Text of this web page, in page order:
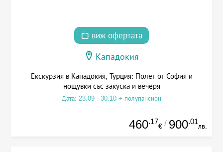
виж офертата
Кападокия
Екскурзия в Кападокия, Турция: Полет от София и
нощувки със закуска и вечеря
Дата: 23.09 - 30.10 + полупансион
460.17
€ / 900.01
лв.